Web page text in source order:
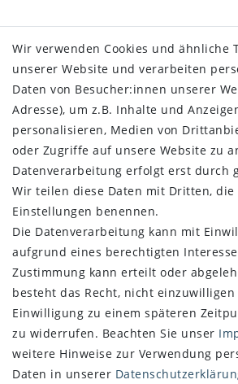
SHOP
Impressum
Daten­schutz­erklärung
AGB
Widerrufs­recht
Vertrag widerrufen
SERVICE
Über uns
Zahlung und Versand
Retoure
NEWSLETTER
E-MAIL **
Newsletter
Wir verwenden Cookies und ähnliche
unserer Website und verarbeiten
Daten von Besucher:innen unserer
Adresse), um z.B. Inhalte und
personalisieren, Medien von
oder Zugriffe auf unsere Website zu
Datenverarbeitung erfolgt erst durch
Wir teilen diese Daten mit Dritten,
Einstellungen benennen.
Die Datenverarbeitung kann mit
aufgrund eines berechtigten
Zustimmung kann erteilt oder
besteht das Recht, nicht
Einwilligung zu einem späteren
zu widerrufen. Beachten Sie unser
weitere Hinweise zur Verwendung
Daten in unserer